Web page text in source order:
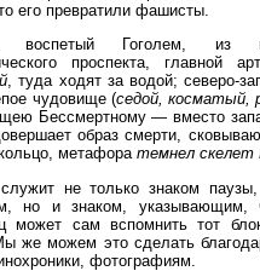
его превратили фашисты.
воспетый Гоголем, из
проспекта, главной
, туда ходят за водой; северо-
чудовище (седой, косматый,
Бессмертному — вместо
образ смерти,
метафоратемнел скелет
не только знаком
но и знаком, указывающим,
может сам вспомнить тот
же можем это сделать
фотографиям.